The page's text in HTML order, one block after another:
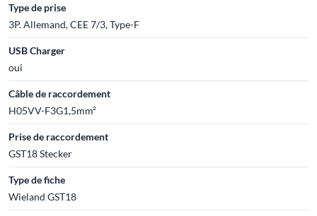
Type de prise
3P. Allemand, CEE 7/3, Type-F
USB Charger
oui
Câble de raccordement
H05VV-F3G1,5mm²
Prise de raccordement
GST18 Stecker
Type de fiche
Wieland GST18